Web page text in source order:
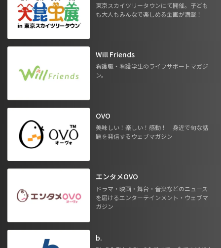
東京スカイツリータウンにて開催。子ども
も大人もみんなで楽しめる企画が満載！
Will Friends
看護職・看護学生のライフサポートマガジ
ン。
OVO
美味しい！楽しい！感動！ 身近で旬な話
題を発信するウェブマガジン
エンタメOVO
ドラマ・映画・舞台・音楽などのニュース
を届けるエンターテインメント・ウェブマ
ガジン
b.